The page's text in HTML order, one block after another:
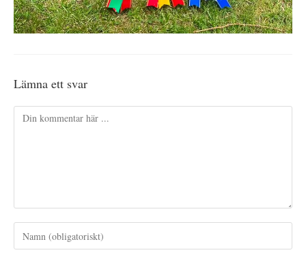
Lämna ett svar
Kommentar
Ange
ditt